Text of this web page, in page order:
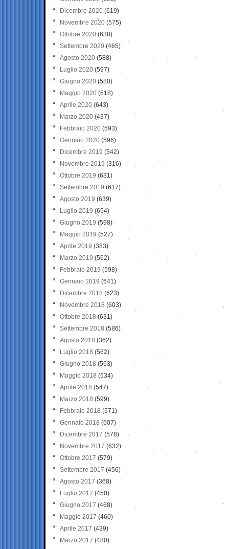
Dicembre 2020 (619)
Novembre 2020 (575)
Ottobre 2020 (638)
Settembre 2020(465)
Agosto 2020 (588)
Luglio 2020 (597)
Giugno 2020 (580)
Maggio 2020 (618)
Aprile 2020 (643)
Marzo 2020 (437)
Febbraio 2020 (593)
Gennaio 2020 (596)
Dicembre 2019 (542)
Novembre 2019 (316)
Ottobre 2019 (631)
Settembre 2019 (617)
Agosto 2019 (639)
Luglio 2019 (654)
Giugno 2019 (598)
Maggio 2019 (527)
Aprile 2019 (383)
Marzo 2019 (562)
Febbraio 2019 (598)
Gennaio 2019 (641)
Dicembre 2018 (623)
Novembre 2018 (603)
Ottobre 2018 (631)
Settembre 2018 (586)
Agosto 2018 (362)
Luglio 2018 (562)
Giugno 2018 (563)
Maggio 2018 (634)
Aprile 2018 (547)
Marzo 2018 (599)
Febbraio 2018 (571)
Gennaio 2018 (607)
Dicembre 2017 (578)
Novembre 2017 (632)
Ottobre 2017 (579)
Settembre 2017 (456)
Agosto 2017 (368)
Luglio 2017 (450)
Giugno 2017 (468)
Maggio 2017 (460)
Aprile 2017 (439)
Marzo 2017 (480)